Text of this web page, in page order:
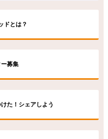
ドとは？
募集
た！シェアしよう